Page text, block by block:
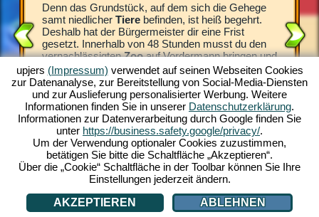
die
Park
Denn das Grundstück, auf dem sich die Gehege
samt niedlicher Tierebefinden, ist heiß begehrt.
Deshalb hat der Bürgermeister dir eine Frist
gesetzt. Innerhalb von 48 Stunden musst du den
vernachlässigtenZooauf Vordermann bringen und
neue Besucher anlocken. Andernfalls wird das
Areal verkauft.
Deiner verstorbenen Tante zuliebe, die sich
aufopferungsvoll um die Tiere gekümmert hat,
machst du dich an deine Aufgabe. Erlebe das
wundervolleZoo-Spielund werde jetzt zum
Tierpark-Manager.
Errichte
sauber,
Tiere für
schon
upjers (Impressum) verwendet auf seinen Webseiten Cookies
zur Datenanalyse, zur Bereitstellung von Social-Media-Diensten
und zur Auslieferung personalisierter Werbung. Weitere
Informationen finden Sie in unserer Datenschutzerklärung.
Informationen zur Datenverarbeitung durch Google finden Sie
unter https://business.safety.google/privacy/.
Um der Verwendung optionaler Cookies zuzustimmen,
betätigen Sie bitte die Schaltfläche „Akzeptieren“.
Über die „Cookie“ Schaltfläche in der Toolbar können Sie Ihre
Einstellungen jederzeit ändern.
AKZEPTIEREN
ABLEHNEN